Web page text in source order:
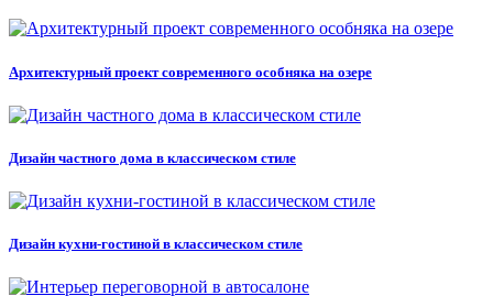
Архитектурный проект современного особняка на озере
Дизайн частного дома в классическом стиле
Дизайн кухни-гостиной в классическом стиле